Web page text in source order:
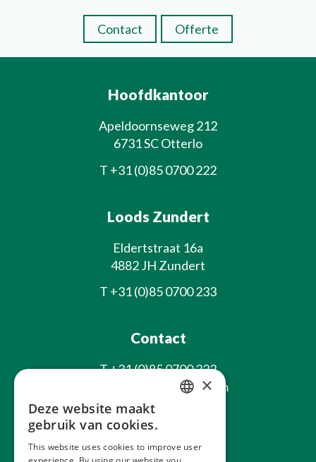
Contact Offerte
Hoofdkantoor
Apeldoornseweg 212
6731 SC Otterlo
T +31 (0)85 0700 222
Loods Zundert
Eldertstraat 16a
4882 JH Zundert
T +31 (0)85 0700 233
Contact
T+31 (0)85 0700 222
info@laxsjonplants.com
Blijf op de hoogte
×
Deze website maakt
gebruik van cookies.
This website uses cookies to improve user